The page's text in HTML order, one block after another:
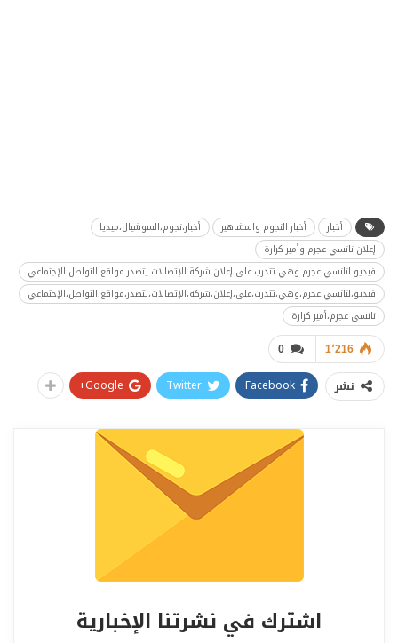
أخبار أخبار النجوم والمشاهير
أخبار،نجوم،السوشيال،ميديا
إعلان نانسي عجرم وأمير كرارة
فيديو لنانسي عجرم وهي تتدرب على إعلان شركة الإتصالات يتصدر مواقع التواصل الإجتماعي
فيديو،لنانسي،عجرم،وهي،تتدرب،على،إعلان،شركة،الإتصالات،يتصدر،مواقع،التواصل،الإجتماعي
نانسي عجرم،أمير كرارة
0 1٬216
نشر Facebook
Twitter
Google+
اشترك في نشرتنا الإخبارية